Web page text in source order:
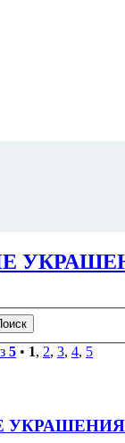
5 • 1, 2, 3, 4, 5